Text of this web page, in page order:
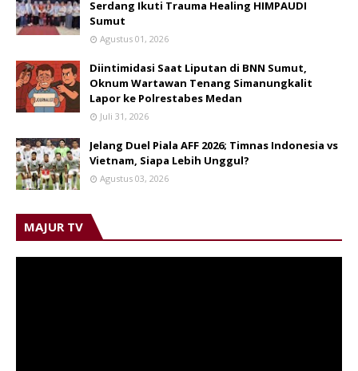
Serdang Ikuti Trauma Healing HIMPAUDI
Sumut
Agustus 01, 2026
Diintimidasi Saat Liputan di BNN Sumut,
Oknum Wartawan Tenang Simanungkalit
Lapor ke Polrestabes Medan
Juli 31, 2026
Jelang Duel Piala AFF 2026; Timnas Indonesia vs
Vietnam, Siapa Lebih Unggul?
Agustus 03, 2026
MAJUR TV